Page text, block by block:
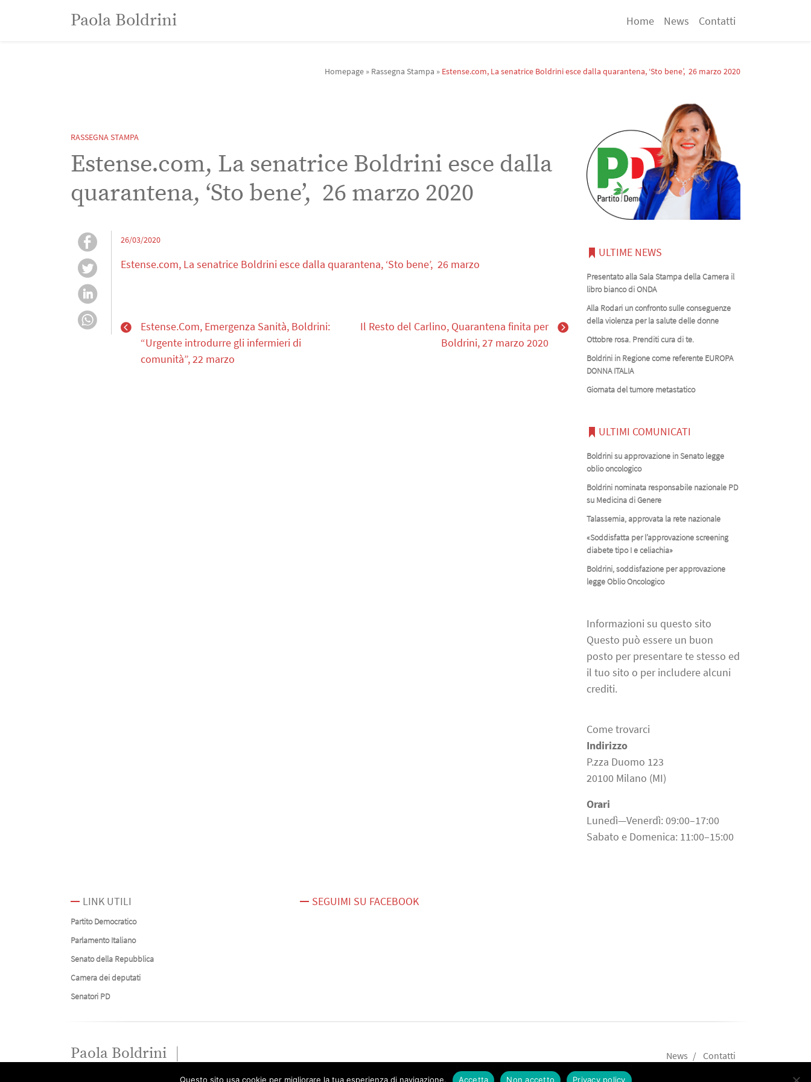
Paola BoldriniPaola Boldrini Home News Contatti
Homepage » Rassegna Stampa » Estense.com, La senatrice Boldrini esce dalla quarantena, ‘Sto bene’, 26 marzo 2020
RASSEGNA STAMPA
Estense.com, La senatrice Boldrini esce dalla
quarantena, ‘Sto bene’, 26 marzo 2020
26/03/2020
Estense.com, La senatrice Boldrini esce dalla quarantena, ‘Sto bene’, 26 marzo
Estense.Com, Emergenza Sanità, Boldrini:
“Urgente introdurre gli infermieri di
comunità”, 22 marzo
Il Resto del Carlino, Quarantena finita per
Boldrini, 27 marzo 2020
ULTIME NEWS
Presentato alla Sala Stampa della Camera il
libro bianco di ONDA
Alla Rodari un confronto sulle conseguenze
della violenza per la salute delle donne
Ottobre rosa. Prenditi cura di te.
Boldrini in Regione come referente EUROPA
DONNA ITALIA
Giornata del tumore metastatico
ULTIMI COMUNICATI
Boldrini su approvazione in Senato legge
oblio oncologico
Boldrini nominata responsabile nazionale PD
su Medicina di Genere
Talassemia, approvata la rete nazionale
«Soddisfatta per l’approvazione screening
diabete tipo I e celiachia»
Boldrini, soddisfazione per approvazione
legge Oblio Oncologico
Informazioni su questo sito
Questo può essere un buon
posto per presentare te stesso ed
il tuo sito o per includere alcuni
crediti.
Come trovarci
Indirizzo
P.zza Duomo 123
20100 Milano (MI)
Orari
Lunedì—Venerdì: 09:00–17:00
Sabato e Domenica: 11:00–15:00
LINK UTILI
Partito Democratico
Parlamento Italiano
Senato della Repubblica
Camera dei deputati
Senatori PD
SEGUIMI SU FACEBOOK
Paola Boldrini News Contatti
Questo sito usa cookie per migliorare la tua esperienza di navigazione. Accetta Non accetto Privacy policy